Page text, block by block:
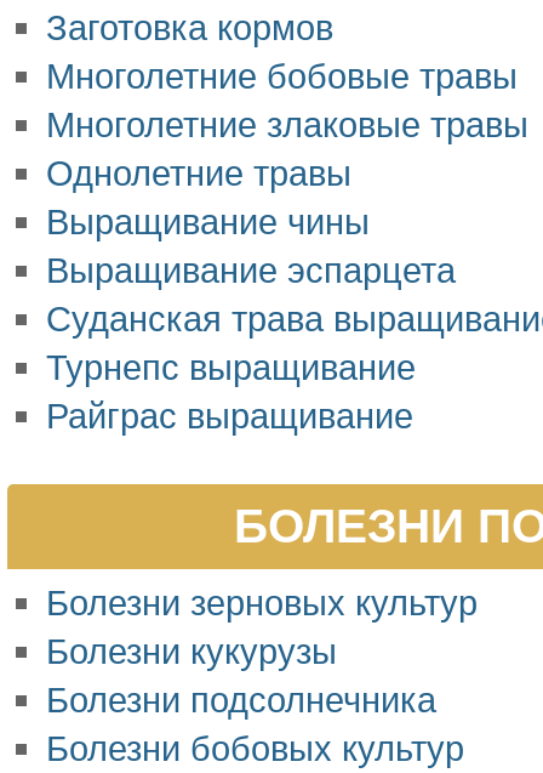
Заготовка кормов
Многолетние бобовые травы
Многолетние злаковые травы
Однолетние травы
Выращивание чины
Выращивание эспарцета
Суданская трава
Турнепс выращивание
Райграс выращивание
БОЛЕЗНИ
Болезни зерновых культур
Болезни кукурузы
Болезни подсолнечника
Болезни бобовых культур